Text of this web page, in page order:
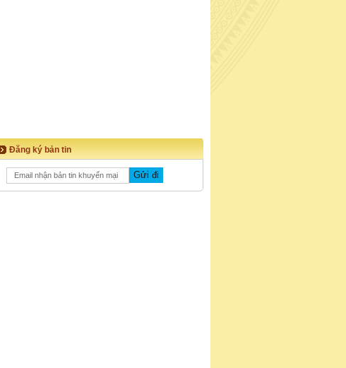
Đăng ký bản tin